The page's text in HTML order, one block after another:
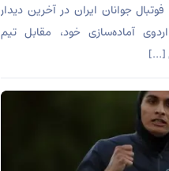
جوانان ایران در آخرین دیدار
آماده‌سازی خود، مقابل تیم
[…]